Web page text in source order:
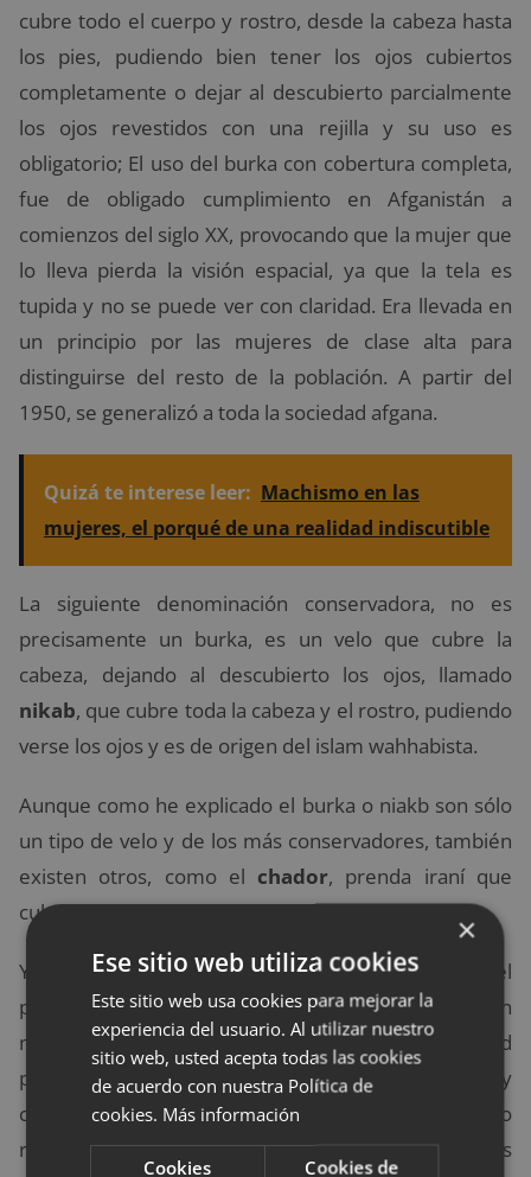
cubre todo el cuerpo y rostro, desde la cabeza hasta
los pies, pudiendo bien tener los ojos cubiertos
completamente o dejar al descubierto parcialmente
los ojos revestidos con una rejilla y su uso es
obligatorio; El uso del burka con cobertura completa,
fue de obligado cumplimiento en Afganistán a
comienzos del siglo XX, provocando que la mujer que
lo lleva pierda la visión espacial, ya que la tela es
tupida y no se puede ver con claridad. Era llevada en
un principio por las mujeres de clase alta para
distinguirse del resto de la población. A partir del
1950, se generalizó a toda la sociedad afgana.
Quizá te interese leer: Machismo en las
mujeres, el porqué de una realidad indiscutible
La siguiente denominación conservadora, no es
precisamente un burka, es un velo que cubre la
cabeza, dejando al descubierto los ojos, llamado
nikab, que cubre toda la cabeza y el rostro, pudiendo
verse los ojos y es de origen del islam wahhabista.
Aunque como he explicado el burka o niakb son sólo
un tipo de velo y de los más conservadores, también
existen otros, como el chador, prenda iraní que
cubre el cuerpo y la cabeza excepto el rostro.
Y por último, lahijab o velo en árabe, que cubre el
pelo y el cuello, dejando libre el rostro, de origen
musulmán. Es un símbolo de religión y feminidad
para muchas mujeres, y es de diferentes estilos y
colores. Este término si aparece en el Corán, como
referencia a la separación entre el Califa y los demás
×
Ese sitio web utiliza cookies
Este sitio web usa cookies para mejorar la
experiencia del usuario. Al utilizar nuestro
sitio web, usted acepta todas las cookies
de acuerdo con nuestra Política de
cookies. Más información
Cookies
Cookies de